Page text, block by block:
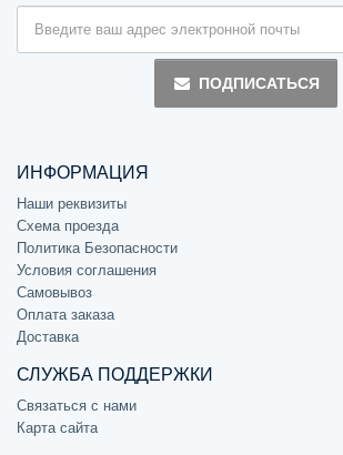
ПОДПИСАТЬСЯ
ИНФОРМАЦИЯ
Наши реквизиты
Схема проезда
Политика Безопасности
Условия соглашения
Самовывоз
Оплата заказа
Доставка
СЛУЖБА ПОДДЕРЖКИ
Связаться с нами
Карта сайта